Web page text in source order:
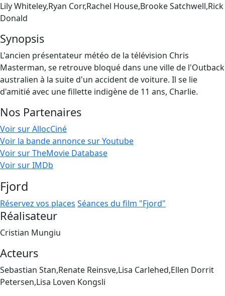
Lily Whiteley,Ryan Corr,Rachel House,Brooke Satchwell,Rick
Donald
Synopsis
L'ancien présentateur météo de la télévision Chris
Masterman, se retrouve bloqué dans une ville de l'Outback
australien à la suite d'un accident de voiture. Il se lie
d'amitié avec une fillette indigène de 11 ans, Charlie.
Nos Partenaires
Voir sur AllocCiné
Voir la bande annonce sur Youtube
Voir sur TheMovie Database
Voir sur IMDb
Fjord
Réservez vos places Séances du film "Fjord"
Réalisateur
Cristian Mungiu
Acteurs
Sebastian Stan,Renate Reinsve,Lisa Carlehed,Ellen Dorrit
Petersen,Lisa Loven Kongsli